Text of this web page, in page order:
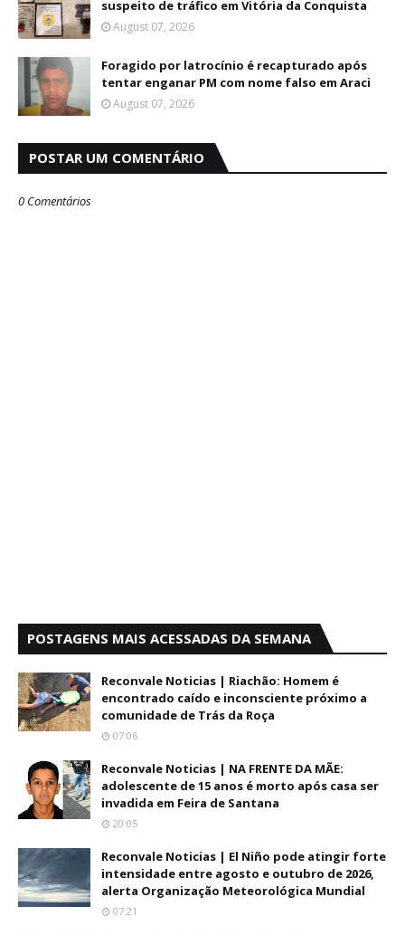
suspeito de tráfico em Vitória da Conquista
August 07, 2026
Foragido por latrocínio é recapturado após
tentar enganar PM com nome falso em Araci
August 07, 2026
POSTAR UM COMENTÁRIO
0 Comentários
POSTAGENS MAIS ACESSADAS DA SEMANA
Reconvale Noticias | Riachão: Homem é
encontrado caído e inconsciente próximo a
comunidade de Trás da Roça
07:06
Reconvale Noticias | NA FRENTE DA MÃE:
adolescente de 15 anos é morto após casa ser
invadida em Feira de Santana
20:05
Reconvale Noticias | El Niño pode atingir forte
intensidade entre agosto e outubro de 2026,
alerta Organização Meteorológica Mundial
07:21